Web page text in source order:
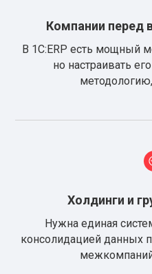
Компании перед
В 1С:ERP есть мощный
но настраивать
Холдинги и
Нужна единая
консолидацией данных